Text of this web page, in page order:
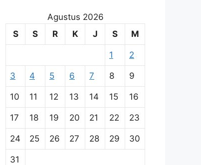
Agustus 2026
S
S R K J S M
1 2
3 4 5 6 7 8 9
10 11 12 13 14 15 16
17 18 19 20 21 22 23
24 25 26 27 28 29 30
31